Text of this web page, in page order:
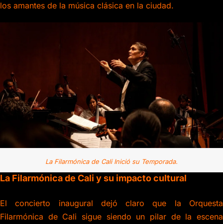
los amantes de la música clásica en la ciudad.
La Filarmónica de Cali Inició su Temporada.
La Filarmónica de Cali y su impacto cultural
El concierto inaugural dejó claro que la Orquesta
Filarmónica de Cali sigue siendo un pilar de la escena